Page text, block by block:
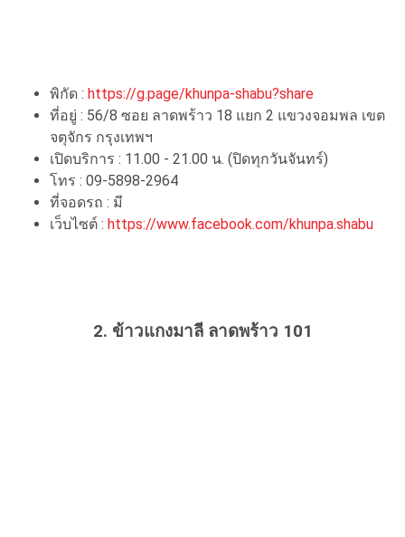
พิกัด : https://g.page/khunpa-shabu?share
ที่อยู่ : 56/8 ซอย ลาดพร้าว 18 แยก 2 แขวงจอมพล เขต
จตุจักร กรุงเทพฯ
เปิดบริการ : 11.00 - 21.00 น. (ปิดทุกวันจันทร์)
โทร : 09-5898-2964
ที่จอดรถ : มี
เว็บไซต์ : https://www.facebook.com/khunpa.shabu
2. ข้าวแกงมาลี ลาดพร้าว 101